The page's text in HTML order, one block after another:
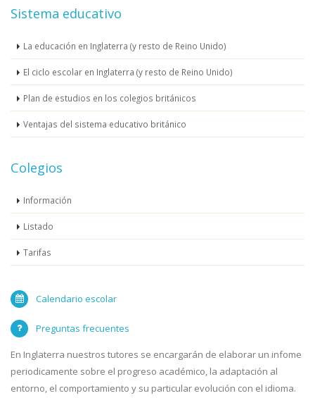
Sistema educativo
La educación en Inglaterra (y resto de Reino Unido)
El ciclo escolar en Inglaterra (y resto de Reino Unido)
Plan de estudios en los colegios británicos
Ventajas del sistema educativo británico
Colegios
Información
Listado
Tarifas
Calendario escolar
Preguntas frecuentes
En Inglaterra nuestros tutores se encargarán de elaborar un infome
periodicamente sobre el progreso académico, la adaptación al
entorno, el comportamiento y su particular evolución con el idioma.